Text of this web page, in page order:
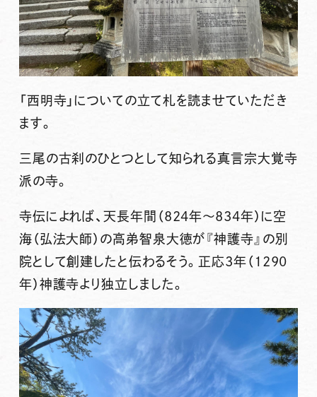
「西明寺 」についての立て札を読ませていただき
ます。
三尾の古刹のひとつとして知られる真言宗大覚寺
派の寺。
寺伝によれば、天長年間（824年～834年）に 空
海（弘法大師） の高弟智泉大徳が『神護寺』の別
院として創建したと伝わるそう。正応3年（1290
年）神護寺より独立しました。